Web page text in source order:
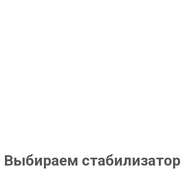
Выбираем стабилизатор